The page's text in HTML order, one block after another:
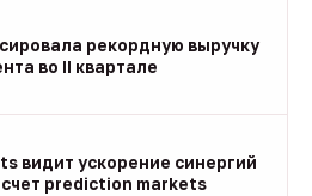
рекордную выручку
во II квартале
видит ускорение синергий
счет prediction markets